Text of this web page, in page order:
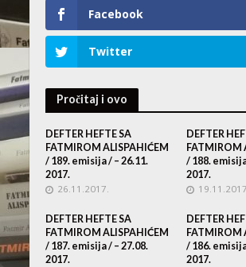
Facebook
Twitter
Pročitaj i ovo
DEFTER HEFTE SA
FATMIROM ALISPAHIĆEM
/ 189. emisija / – 26.11.
2017.
26.11.2017.
DEFTER
FATMIROM
/ 188.
2017.
DEFTER HEFTE SA
FATMIROM ALISPAHIĆEM
/ 187. emisija / – 27.08.
2017.
DEFTER
FATMIROM
/ 186.
2017.